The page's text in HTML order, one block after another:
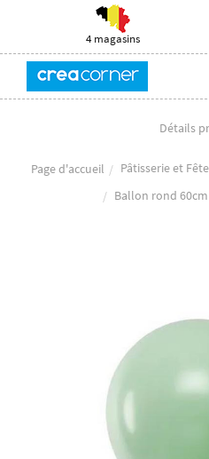
4 magasins
Détails
Page d'accueil Pâtisserie et Fête
Ballon rond